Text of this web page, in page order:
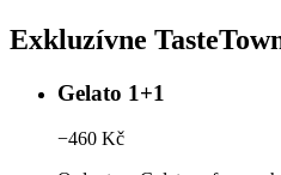
Exkluzívne
Gelato 1+1
−460 Kč